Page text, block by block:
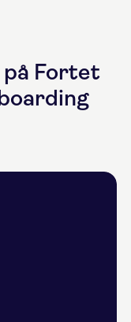
på Fortet